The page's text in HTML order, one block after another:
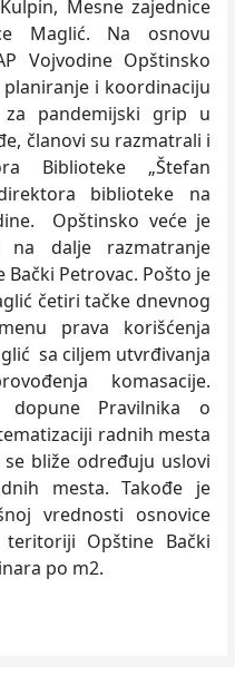
Mesne zajednice
Maglić. Na osnovu
Vojvodine Opštinsko
i koordinaciju
pandemijski grip u
članovi su razmatrali i
Biblioteke „Štefan
biblioteke na
Opštinsko veće je
dalje razmatranje
Petrovac. Pošto je
četiri tačke dnevnog
prava korišćenja
sa ciljem utvrđivanja
komasacije.
Pravilnika o
radnih mesta
bliže određuju uslovi
mesta. Takođe je
vrednosti osnovice
Opštine Bački
po m2.